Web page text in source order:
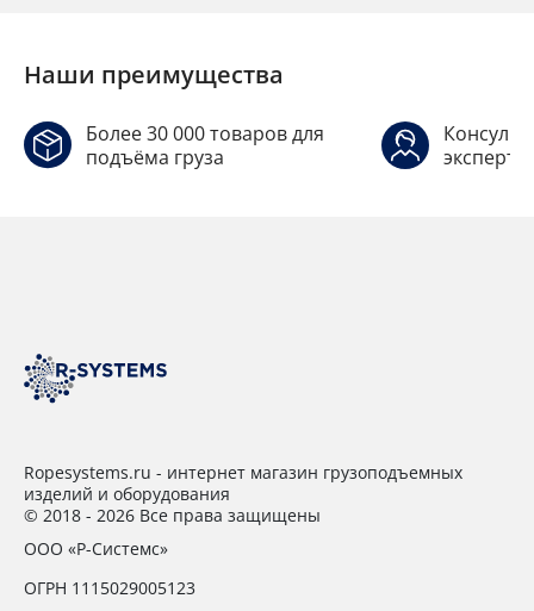
Наши преимущества
Более 30 000 товаров для
подъёма груза
Ropesystems.ru - интернет магазин грузоподъемных
изделий и оборудования
© 2018 - 2026 Все права защищены
ООО «Р-Системс»
ОГРН 1115029005123